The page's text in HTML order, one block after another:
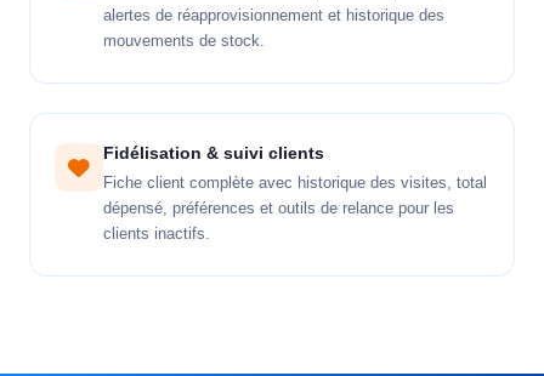
alertes de réapprovisionnement et historique des
mouvements de stock.
Fidélisation & suivi clients
Fiche client complète avec historique des visites, total
dépensé, préférences et outils de relance pour les
clients inactifs.